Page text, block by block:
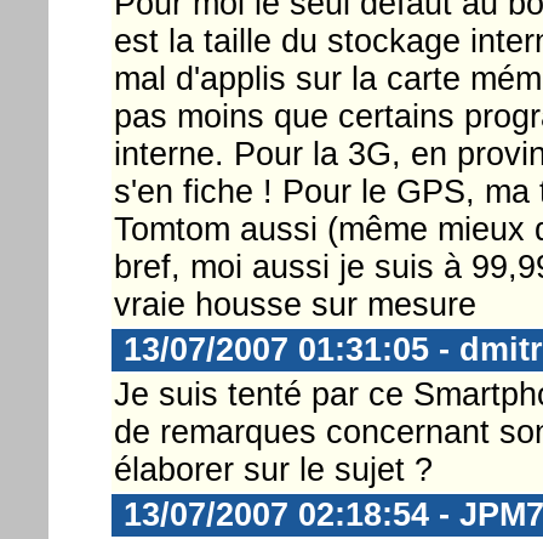
est la taille du stockage
mal d'applis sur la carte
pas moins que certains
interne. Pour la 3G, en
s'en fiche ! Pour le GPS,
Tomtom aussi (même
bref, moi aussi je suis à
vraie housse sur mesure
13/07/2007 01:31:05 -
Je suis tenté par ce
de remarques concernant
élaborer sur le sujet ?
13/07/2007 02:18:54 -